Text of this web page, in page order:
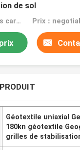
de sol
MOQ：1000 mètres carrés Prix：
Géotextile uniaxial
180kn géotextile
grilles de